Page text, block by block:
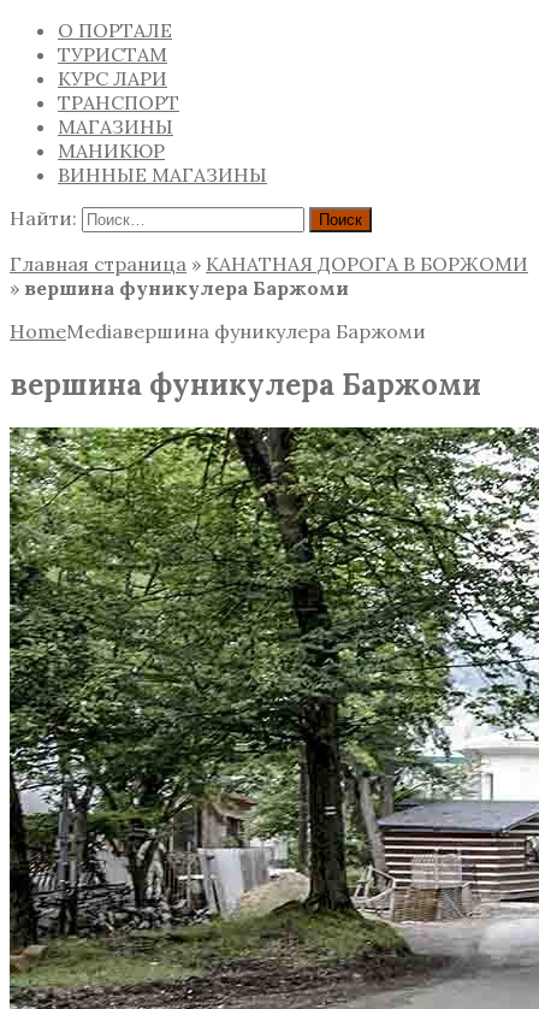
О ПОРТАЛЕ
ТУРИСТАМ
КУРС ЛАРИ
ТРАНСПОРТ
МАГАЗИНЫ
МАНИКЮР
ВИННЫЕ МАГАЗИНЫ
Найти:
Главная страница » КАНАТНАЯ ДОРОГА В БОРЖОМИ
» вершина фуникулера Баржоми
HomeMediaвершина фуникулера Баржоми
вершина фуникулера Баржоми